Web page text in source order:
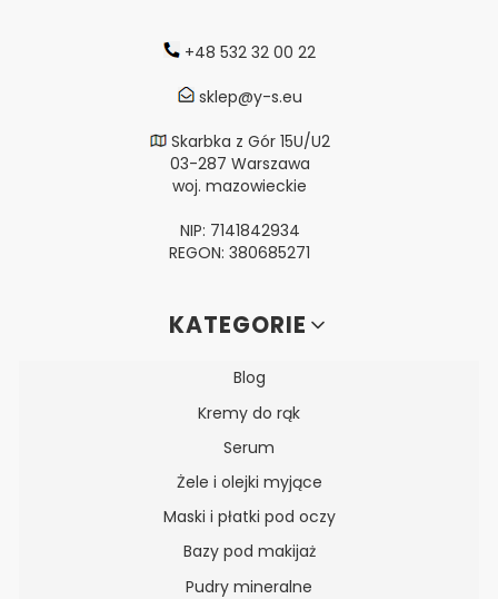
+48 532 32 00 22
sklep@y-s.eu
Skarbka z Gór 15U/U2
03-287 Warszawa
woj. mazowieckie
NIP: 7141842934
REGON: 380685271
Linki w stopceKATEGORIE
Blog
Kremy do rąk
Serum
Żele i olejki myjące
Maski i płatki pod oczy
Bazy pod makijaż
Pudry mineralne